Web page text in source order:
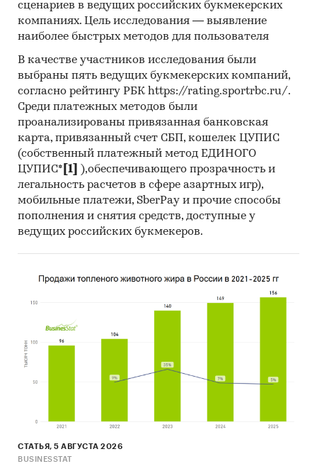
разрезе федеральных округов
Данные по регионам каждого
федерального округа
Розничная цена за последний доступный
месяц в динамике за 2021-2025, прирост за
последний месяц, темпы прироста к
аналогичному периоду предыдущего года
2022-2025
Потребительские цены по месяцам, 2021-
2024
Темпы прироста цены к предыдущему
месяцу, 2025
Максимальные, минимальные, средние
значения цены по месяцам в 2024, 2025
регионам федерального округа)
Динамика средней цены по кварталам 2021-
2025 в федеральном округе
Уровень инфляции на товар (услугу)в ФО к
Инфляция на товар в ФО в сравнении с
общей инфляцией за месяц. Данные за
актуальный месяц к предыдущему месяцу,
сценариев в ведущих российских букмекерских
компаниях. Цель исследования — выявление
наиболее быстрых методов для пользователя
В качестве участников исследования были
выбраны пять ведущих букмекерских компаний,
согласно рейтингу РБК https://rating.sportrbc.ru/.
Среди платежных методов были
проанализированы привязанная банковская
карта, привязанный счет СБП, кошелек ЦУПИС
(собственный платежный метод ЕДИНОГО
ЦУПИС* [1]
),обеспечивающего прозрачность и
легальность расчетов в сфере азартных игр),
мобильные платежи, SberPay и прочие способы
пополнения и снятия средств, доступные у
ведущих российских букмекеров.
СТАТЬЯ, 5 АВГУСТА 2026
BUSINESSTAT